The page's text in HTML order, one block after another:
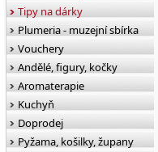
Tipy na dárky
Plumeria - muzejní sbírka
Vouchery
Andělé, figury, kočky
Aromaterapie
Kuchyň
Doprodej
Pyžama, košilky, župany